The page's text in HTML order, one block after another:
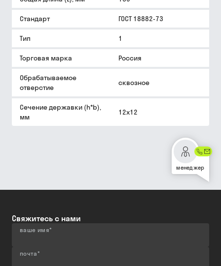
Стандарт ГОСТ 18882-73
Тип 1
Торговая марка Россия
Обрабатываемое
отверстие
сквозное
Сечение державки (h*b),
мм
12х12
менеджер
Свяжитесь с нами
ваше имя*
почта*